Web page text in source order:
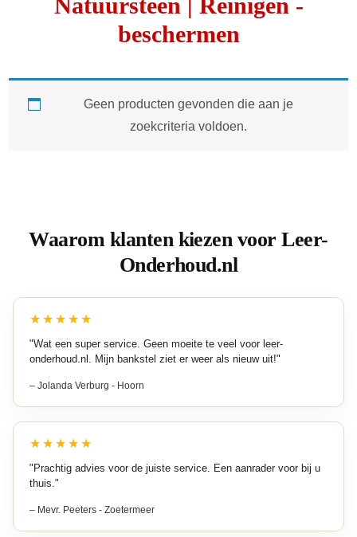
Natuursteen | Reinigen -
beschermen
Geen producten gevonden die aan je
zoekcriteria voldoen.
Waarom klanten kiezen voor Leer-
Onderhoud.nl
★★★★★
"Wat een super service. Geen moeite te veel voor leer-
onderhoud.nl. Mijn bankstel ziet er weer als nieuw uit!"
– Jolanda Verburg - Hoorn
★★★★★
"Prachtig advies voor de juiste service. Een aanrader voor bij u
thuis."
– Mevr. Peeters - Zoetermeer